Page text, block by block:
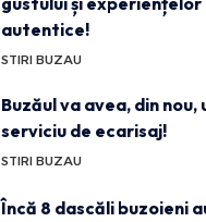
autentice!
STIRI BUZAU
Buzăul va avea, din nou,
serviciu de ecarisaj!
STIRI BUZAU
Încă 8 dascăli buzoieni